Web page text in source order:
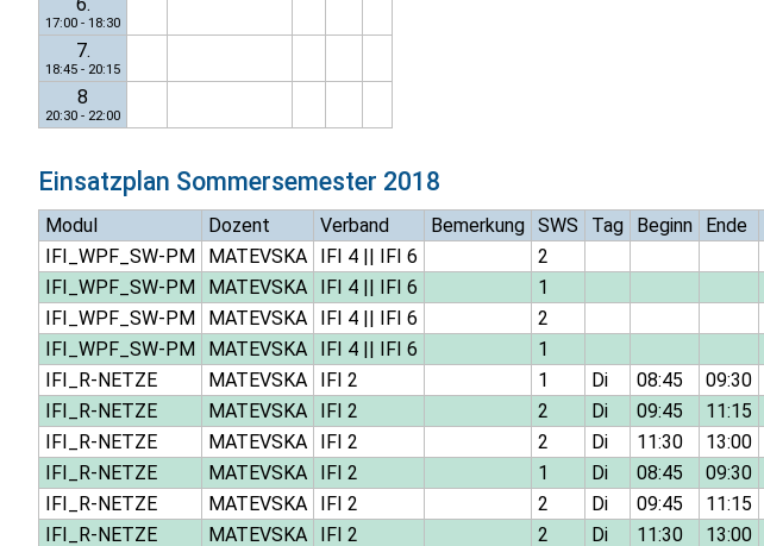
6.
17:00 - 18:30
7.
18:45 - 20:15
8
20:30 - 22:00
Einsatzplan Sommersemester 2018
Modul Dozent Verband Bemerkung SWS Tag Beginn Ende
IFI_WPF_SW-PM
MATEVSKA IFI 4|| IFI 6 2
IFI_WPF_SW-PM
MATEVSKA IFI 4|| IFI 6 1
IFI_WPF_SW-PM
MATEVSKA IFI 4|| IFI 6 2
IFI_WPF_SW-PM
MATEVSKA IFI 4|| IFI 6 1
IFI_R-NETZE
MATEVSKA IFI 2 1 Di 08:45 09:30
IFI_R-NETZE
MATEVSKA IFI 2 2 Di 09:45 11:15
IFI_R-NETZE
MATEVSKA IFI 2 2 Di 11:30 13:00
IFI_R-NETZE
MATEVSKA IFI 2 1 Di 08:45 09:30
IFI_R-NETZE
MATEVSKA IFI 2 2 Di 09:45 11:15
IFI_R-NETZE
MATEVSKA IFI 2 2 Di 11:30 13:00